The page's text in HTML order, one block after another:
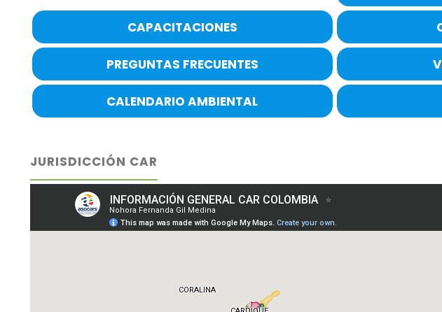
CAPACITACIONES
PREGUNTAS FRECUENTES
CALENDARIO AMBIENTAL
JURISDICCIÓN CAR